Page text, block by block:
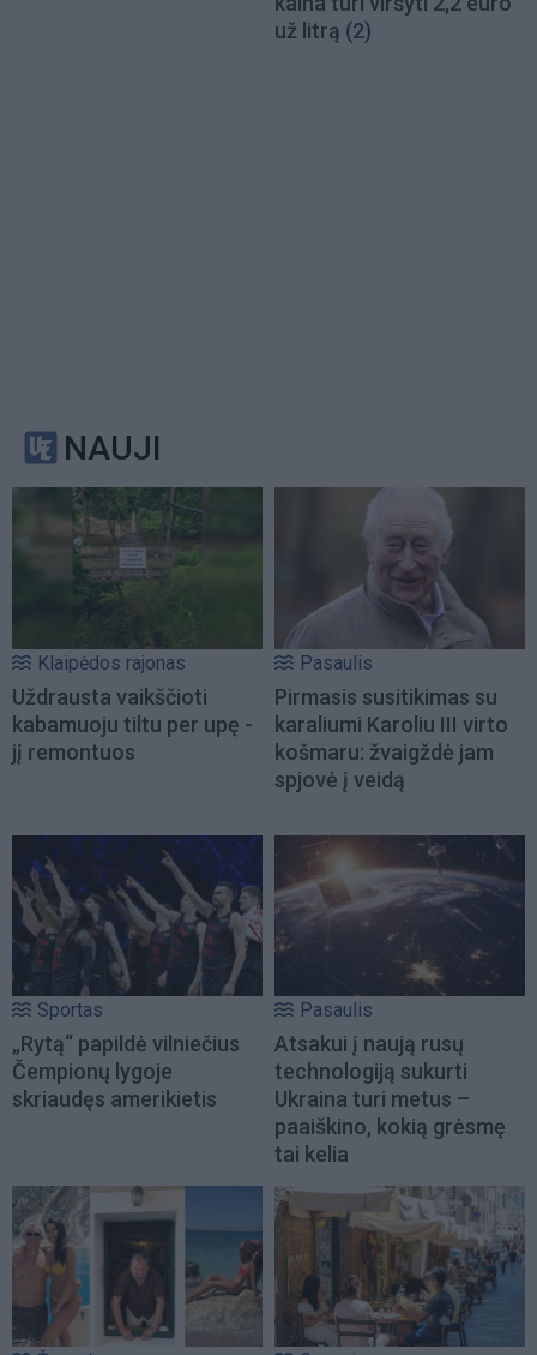
už litrą (2)
NAUJI
Klaipėdos rajonas
Uždrausta vaikščioti
kabamuoju tiltu per upę -
jį remontuos
Pasaulis
Pirmasis susitikimas su
karaliumi Karoliu III virto
košmaru: žvaigždė jam
spjovė į veidą
Sportas
„Rytą“ papildė vilniečius
Čempionų lygoje
skriaudęs amerikietis
Pasaulis
Atsakui į naują rusų
technologiją sukurti
Ukraina turi metus –
paaiškino, kokią grėsmę
tai kelia